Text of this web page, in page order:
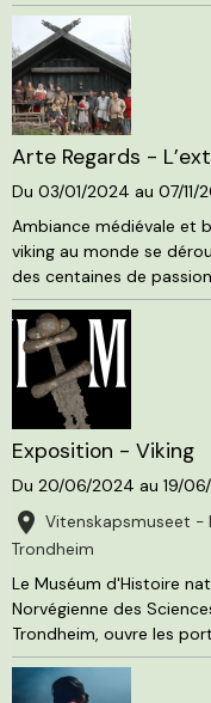
Arte Regards -
Du 03/01/2024 au 07/11/
Ambiance médiévale et
viking au monde se
des centaines de
Exposition - Viking
Du 20/06/2024 au 19/
Vitenskapsmuseet -
Trondheim
Le Muséum d'Histoire
Norvégienne des
Trondheim, ouvre les